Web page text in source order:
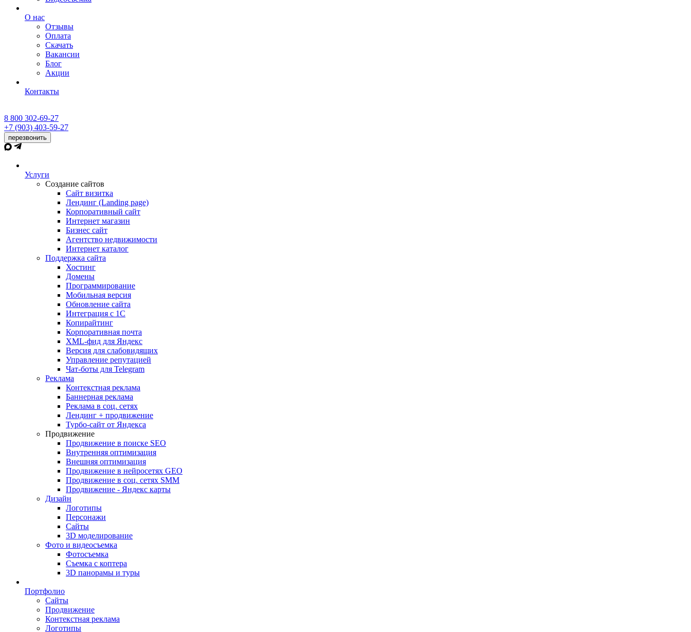
О нас
Отзывы
Оплата
Скачать
Вакансии
Блог
Акции
Контакты
8 800 302-69-27
+7 (903) 403-59-27
перезвонить
Услуги
Создание сайтов
Сайт визитка
Лендинг (Landing page)
Корпоративный сайт
Интернет магазин
Бизнес сайт
Агентство недвижимости
Интернет каталог
Поддержка сайта
Хостинг
Домены
Программирование
Мобильная версия
Обновление сайта
Интеграция с 1С
Копирайтинг
Корпоративная почта
XML-фид для Яндекс
Версия для слабовидящих
Управление репутацией
Чат-боты для Telegram
Реклама
Контекстная реклама
Баннерная реклама
Реклама в соц. сетях
Лендинг + продвижение
Турбо-сайт от Яндекса
Продвижение
Продвижение в поиске SEO
Внутренняя оптимизация
Внешняя оптимизация
Продвижение в нейросетях GEO
Продвижение в соц. сетях SMM
Продвижение - Яндекс карты
Дизайн
Логотипы
Персонажи
Сайты
3D моделирование
Фото и видеосъемка
Фотосъемка
Съемка с коптера
3D панорамы и туры
Портфолио
Сайты
Продвижение
Контекстная реклама
Логотипы